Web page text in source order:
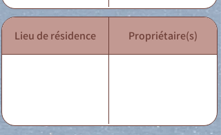
Lieu de résidence Propriétaire(s)